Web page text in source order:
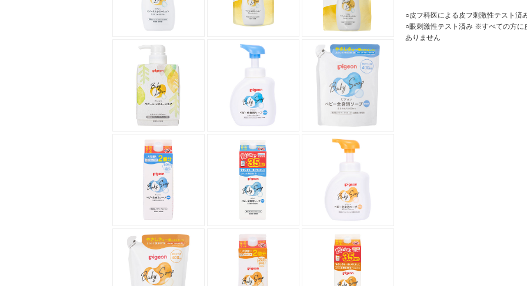
○皮フ科医による皮フ刺激性テスト済
○眼刺激性テスト済み ※すべての方に
ありません